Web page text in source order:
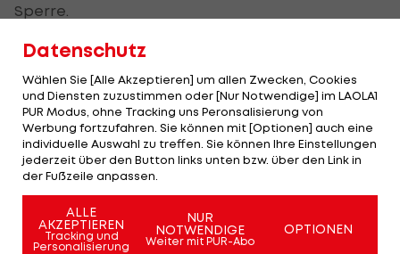
Sperre.
watch
SLIDESHOW
Datenschutz
Wählen Sie [Alle Akzeptieren] um allen Zwecken, Cookies
und Diensten zuzustimmen oder [Nur Notwendige] im LAOLA1
PUR Modus, ohne Tracking uns Peronsalisierung von
Werbung fortzufahren. Sie können mit [Optionen] auch eine
individuelle Auswahl zu treffen. Sie können Ihre Einstellungen
jederzeit über den Button links unten bzw. über den Link in
der Fußzeile anpassen.
ALLE
AKZEPTIEREN
Tracking und
Personalisierung
NUR
NOTWENDIGE
Weiter mit PUR-Abo
OPTIONEN